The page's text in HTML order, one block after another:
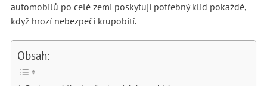
automobilů po celé zemi poskytují potřebný klid pokaždé,
když hrozí nebezpečí krupobití.
Obsah: